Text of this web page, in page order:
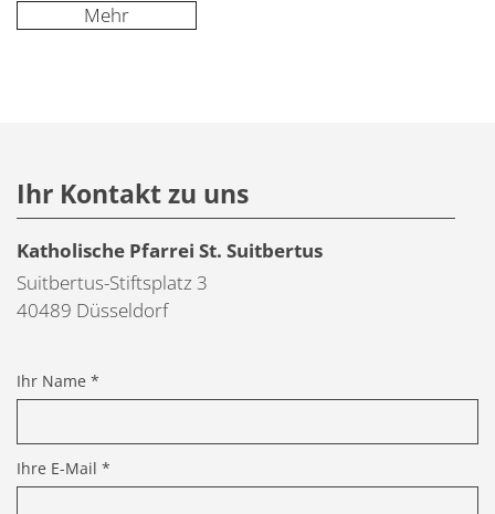
Mehr
Ihr Name *
Ihre E-Mail *
Ihr Kontakt zu uns
Katholische Pfarrei St. Suitbertus
Suitbertus-Stiftsplatz 3
40489 Düsseldorf